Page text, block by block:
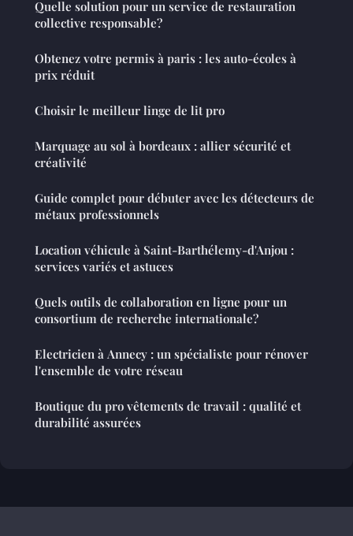
Quelle solution pour un service de restauration
collective responsable?
Obtenez votre permis à paris : les auto-écoles à
prix réduit
Choisir le meilleur linge de lit pro
Marquage au sol à bordeaux : allier sécurité et
créativité
Guide complet pour débuter avec les détecteurs de
métaux professionnels
Location véhicule à Saint-Barthélemy-d'Anjou :
services variés et astuces
Quels outils de collaboration en ligne pour un
consortium de recherche internationale?
Electricien à Annecy : un spécialiste pour rénover
l'ensemble de votre réseau
Boutique du pro vêtements de travail : qualité et
durabilité assurées